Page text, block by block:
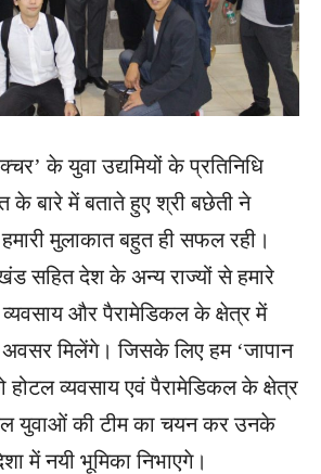
के युवा उद्यमियों के प्रतिनिधि
के बारे में बताते हुए श्री बछेती ने
मुलाकात बहुत ही सफल रही।
सहित देश के अन्य राज्यों से हमारे
व्यवसाय और पैरामेडिकल के क्षेत्र में
अवसर मिलेंगे। जिसके लिए हम ‘जापान
होटल व्यवसाय एवं पैरामेडिकल के क्षेत्र
युवाओं की टीम का चयन कर उनके
में नयी भूमिका निभाएगे।